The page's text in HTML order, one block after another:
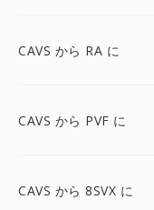
CAVS から RA に
CAVS から PVF に
CAVS から 8SVX に